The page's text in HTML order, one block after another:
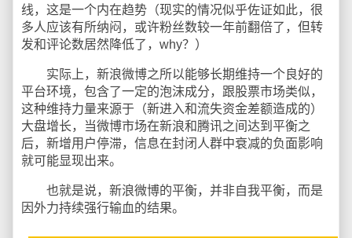
线，这是一个内在趋势（现实的情况似乎佐证如此，很
多人应该有所纳闷，或许粉丝数较一年前翻倍了，但转
发和评论数居然降低了，why？）
实际上，新浪微博之所以能够长期维持一个良好的
平台环境，包含了一定的泡沫成分，跟股票市场类似，
这种维持力量来源于（新进入和流失资金差额造成的）
大盘增长，当微博市场在新浪和腾讯之间达到平衡之
后，新增用户停滞，信息在封闭人群中衰减的负面影响
就可能显现出来。
也就是说，新浪微博的平衡，并非自我平衡，而是
因外力持续强行输血的结果。